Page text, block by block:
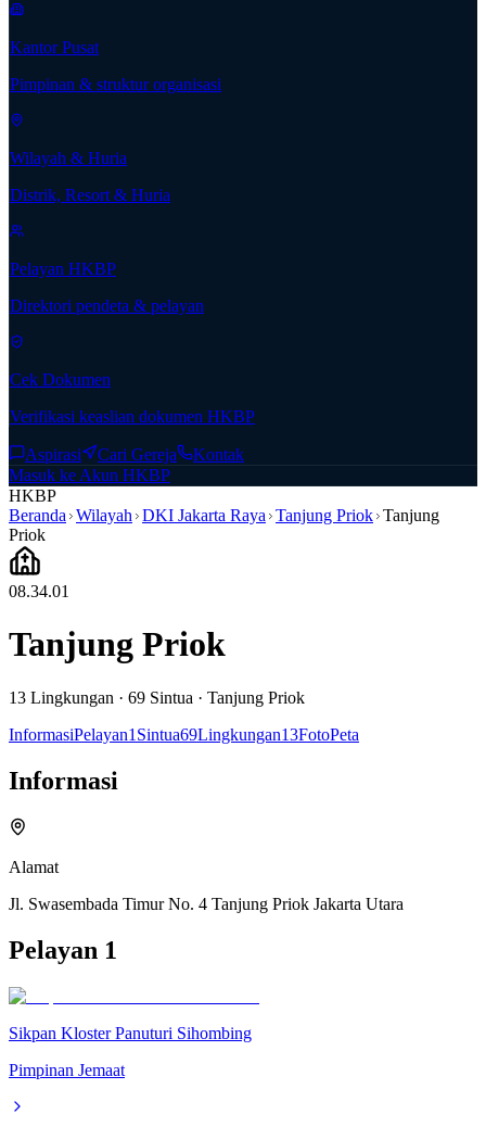
Kantor Pusat
Pimpinan & struktur organisasi
Wilayah & Huria
Distrik, Resort & Huria
Pelayan HKBP
Direktori pendeta & pelayan
Cek Dokumen
Verifikasi keaslian dokumen HKBP
Aspirasi Cari Gereja
Kontak
Masuk ke Akun HKBP
HKBP
Beranda Wilayah DKI Jakarta Raya Tanjung Priok Tanjung
Priok
08.34.01
Tanjung Priok
13 Lingkungan · 69 Sintua · Tanjung Priok
InformasiPelayan1 Sintua69Lingkungan13FotoPeta
Informasi
Alamat
Jl. Swasembada Timur No. 4 Tanjung Priok Jakarta Utara
Pelayan 1
Sikpan Kloster Panuturi Sihombing
Pimpinan Jemaat